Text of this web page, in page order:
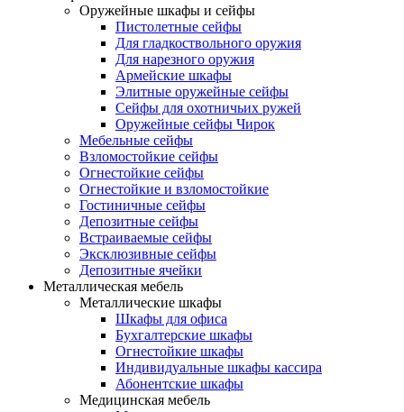
Оружейные шкафы и сейфы
Пистолетные сейфы
Для гладкоствольного оружия
Для нарезного оружия
Армейские шкафы
Элитные оружейные сейфы
Сейфы для охотничьих ружей
Оружейные сейфы Чирок
Мебельные сейфы
Взломостойкие сейфы
Огнестойкие сейфы
Огнестойкие и взломостойкие
Гостиничные сейфы
Депозитные сейфы
Встраиваемые сейфы
Эксклюзивные сейфы
Депозитные ячейки
Металлическая мебель
Металлические шкафы
Шкафы для офиса
Бухгалтерские шкафы
Огнестойкие шкафы
Индивидуальные шкафы кассира
Абонентские шкафы
Медицинская мебель